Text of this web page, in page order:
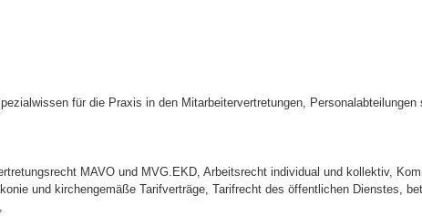
für die Praxis in den Mitarbeitervertretungen, Personalabteilungen
MAVO und MVG.EKD, Arbeitsrecht individual und kollektiv,
und kirchengemäße Tarifverträge, Tarifrecht des öffentlichen Dienstes,